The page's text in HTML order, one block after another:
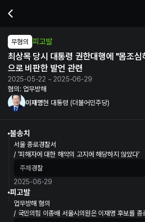
무혐의 피고발
최상목 당시 대통령 권한대행에 "몸조
으로 비판한 발언 관련
2025-05-22 ~ 2025-06-29
혐의: 업무방해
이재명현 대통령 (더불어민주당)
불송치
서울 종로경찰서
/ '피해자에 대한 해악의 고지에 해당하지 않았다'
주체 경찰
2025-06-29
피고발
업무방해 혐의
/ 국민의힘 이종배 서울시의원은 이재명 후보를 종